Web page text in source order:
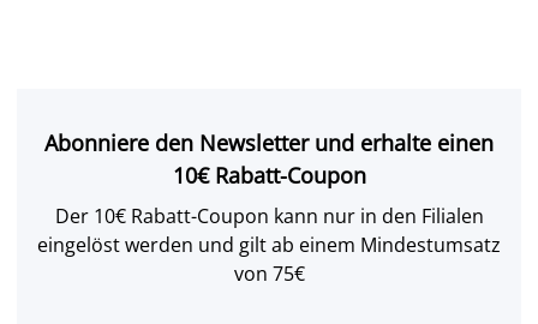
Abonniere den Newsletter und erhalte einen
10€ Rabatt-Coupon
Der 10€ Rabatt-Coupon kann nur in den Filialen
eingelöst werden und gilt ab einem Mindestumsatz
von 75€